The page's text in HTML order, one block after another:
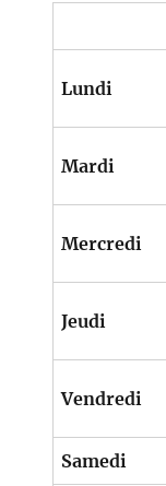
Lundi
Mardi
Mercredi
Jeudi
Vendredi
Samedi